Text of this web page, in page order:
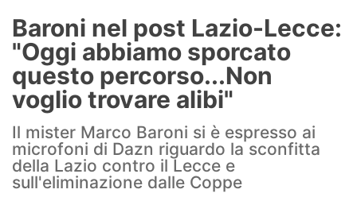
Formello
Infortuni
Primavera
Calciomercato
Lazio Women
Rassegna Lazio
Baroni nel post Lazio-Lecce:
"Oggi abbiamo sporcato
questo percorso...Non
voglio trovare alibi"
Il mister Marco Baroni si è espresso ai
microfoni di Dazn riguardo la sconfitta
della Lazio contro il Lecce e
sull'eliminazione dalle Coppe